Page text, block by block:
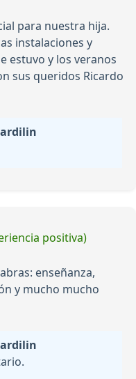
para nuestra hija.
instalaciones y
estuvo y los veranos
sus queridos Ricardo
positiva)
enseñanza,
y mucho mucho